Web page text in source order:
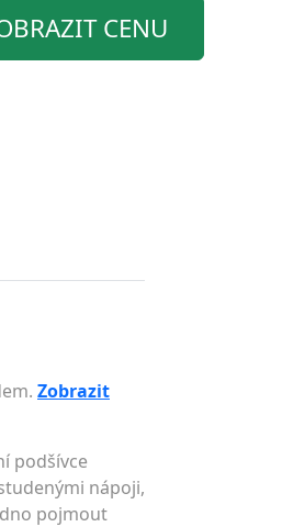
CENU
Zobrazit
podšívce
nápoji,
pojmout